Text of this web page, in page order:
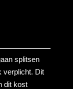
splitsen
verplicht. Dit
dit kost